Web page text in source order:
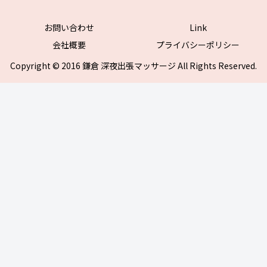
お問い合わせ
Link
会社概要
プライバシーポリシー
Copyright © 2016 鎌倉 深夜出張マッサージ All Rights Reserved.